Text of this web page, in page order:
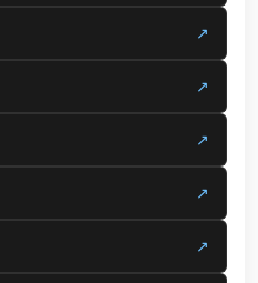
↗
↗
↗
↗
↗